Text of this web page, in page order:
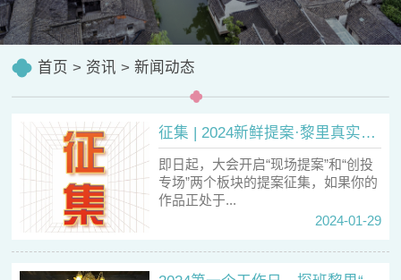
首页 > 资讯 >新闻动态
征集 | 2024新鲜提案·黎里真实影像大会「玖」盼相见！ 黎里古镇旅游 2024年01月29日 18:04 江苏
即日起，大会开启“现场提案”和“创投
专场”两个板块的提案征集，如果你的
作品正处于...
2024-01-29